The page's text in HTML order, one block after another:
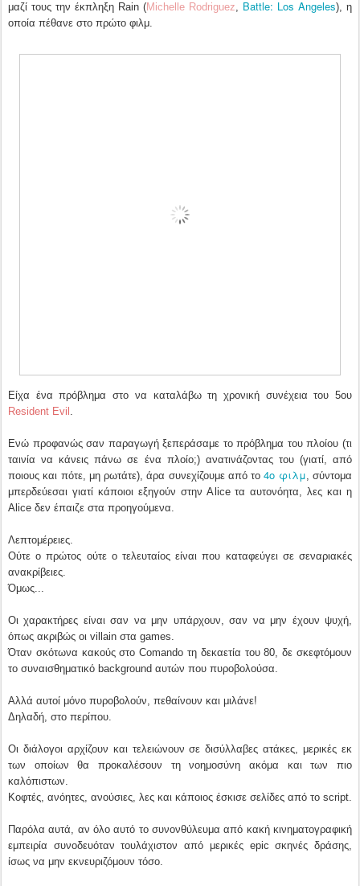
μαζί τους την έκπληξη Rain (Michelle Rodriguez Battle: Los Angeles), η
οποία πέθανε στο πρώτο φιλμ.
Είχα ένα πρόβλημα στο να καταλάβω τη χρονική συνέχεια του 5ου
Resident Evil
Ενώ προφανώς σαν παραγωγή ξεπεράσαμε το πρόβλημα του πλοίου (τι
ταινία να κάνεις πάνω σε ένα πλοίο;) ανατινάζοντας του (γιατί, από
ποιους και πότε, μη ρωτάτε), άρα συνεχίζουμε από το4ο φιλμ , σύντομα
μπερδεύεσαι γιατί κάποιοι εξηγούν στην Alice τα αυτονόητα, λες και η
Alice δεν έπαιζε στα προηγούμενα.
Λεπτομέρειες.
Ούτε ο πρώτος ούτε ο τελευταίος είναι που καταφεύγει σε σεναριακές
ανακρίβειες.
Όμως...
Οι χαρακτήρες είναι σαν να μην υπάρχουν, σαν να μην έχουν ψυχή,
όπως ακριβώς οι villain στα games.
Όταν σκότωνα κακούς στο Comando τη δεκαετία του 80, δε σκεφτόμουν
το συναισθηματικό background αυτών που πυροβολούσα.
Αλλά αυτοί μόνο πυροβολούν, πεθαίνουν και μιλάνε!
Δηλαδή, στο περίπου.
Οι διάλογοι αρχίζουν και τελειώνουν σε δισύλλαβες ατάκες, μερικές εκ
των οποίων θα προκαλέσουν τη νοημοσύνη ακόμα και των πιο
καλόπιστων.
Κοφτές, ανόητες, ανούσιες, λες και κάποιος έσκισε σελίδες από το script.
Παρόλα αυτά, αν όλο αυτό το συνονθύλευμα από κακή κινηματογραφική
εμπειρία συνοδευόταν τουλάχιστον από μερικές epic σκηνές δράσης,
ίσως να μην εκνευριζόμουν τόσο.